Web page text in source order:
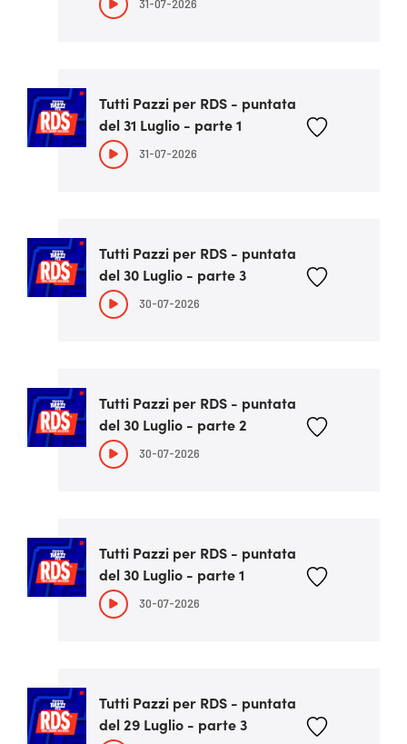
31-07-2026
Tutti Pazzi per RDS - puntata
del 31 Luglio - parte 1
31-07-2026
Tutti Pazzi per RDS - puntata
del 30 Luglio - parte 3
30-07-2026
Tutti Pazzi per RDS - puntata
del 30 Luglio - parte 2
30-07-2026
Tutti Pazzi per RDS - puntata
del 30 Luglio - parte 1
30-07-2026
Tutti Pazzi per RDS - puntata
del 29 Luglio - parte 3